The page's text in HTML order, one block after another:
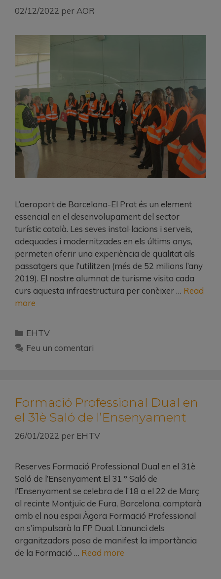
02/12/2022 per AOR
L’aeroport de Barcelona-El Prat és un element
essencial en el desenvolupament del sector
turístic català. Les seves instal·lacions i serveis,
adequades i modernitzades en els últims anys,
permeten oferir una experiència de qualitat als
passatgers que l’utilitzen (més de 52 milions l’any
2019). El nostre alumnat de turisme visita cada
curs aquesta infraestructura per conèixer … Read
more
EHTV
Feu un comentari
Formació Professional Dual en
el 31è Saló de l’Ensenyament
26/01/2022 per EHTV
Reserves Formació Professional Dual en el 31è
Saló de l’Ensenyament El 31 ° Saló de
l’Ensenyament se celebra de l’18 a el 22 de Març
al recinte Montjuïc de Fura, Barcelona, ​​comptarà
amb el nou espai Àgora Formació Professional
on s’impulsarà la FP Dual. L’anunci dels
organitzadors posa de manifest la importància
de la Formació … Read more